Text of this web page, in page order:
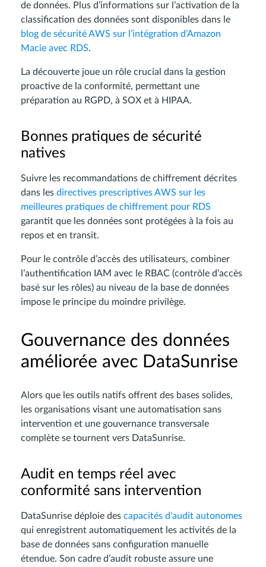
de données. Plus d’informations sur l’activation de la
classification des données sont disponibles dans le
blog de sécurité AWS sur l’intégration d’Amazon
Macie avec RDS.
La découverte joue un rôle crucial dans la gestion
proactive de la conformité, permettant une
préparation au RGPD, à SOX et à HIPAA.
Bonnes pratiques de sécurité
natives
Suivre les recommandations de chiffrement décrites
dans les directives prescriptives AWS sur les
meilleures pratiques de chiffrement pour RDS
garantit que les données sont protégées à la fois au
repos et en transit.
Pour le contrôle d’accès des utilisateurs, combiner
l’authentification IAM avec le RBAC (contrôle d’accès
basé sur les rôles) au niveau de la base de données
impose le principe du moindre privilège.
Gouvernance des données
améliorée avec DataSunrise
Alors que les outils natifs offrent des bases solides,
les organisations visant une automatisation sans
intervention et une gouvernance transversale
complète se tournent vers DataSunrise.
Audit en temps réel avec
conformité sans intervention
DataSunrise déploie des capacités d’audit autonomes
qui enregistrent automatiquement les activités de la
base de données sans configuration manuelle
étendue. Son cadre d’audit robuste assure une